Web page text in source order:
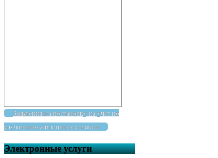
Заявления на постановку на учет по
улучшению жилищных условий
Электронные услуги